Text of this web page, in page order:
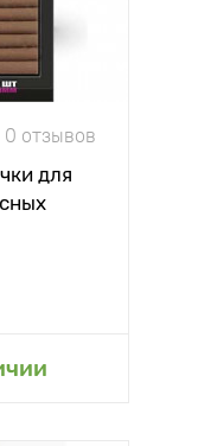
0 отзывов
для